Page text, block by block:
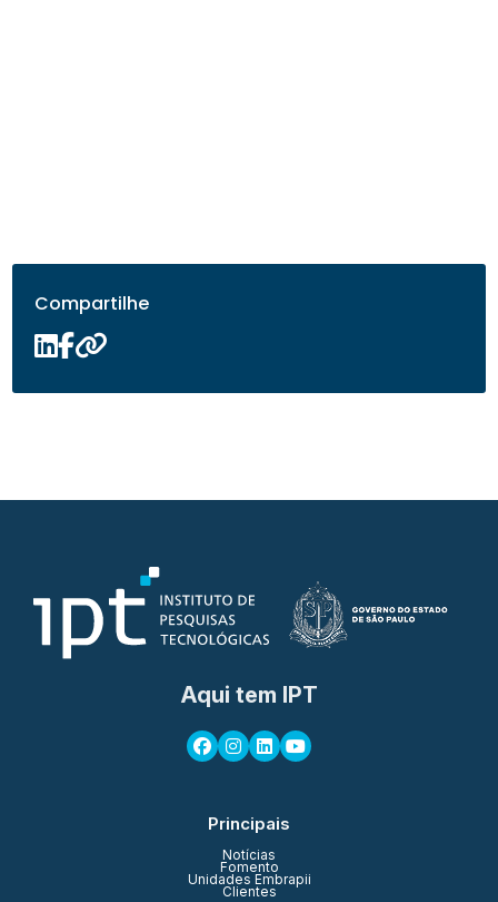
Compartilhe
Aqui tem IPT
Principais
Notícias
Fomento
Unidades Embrapii
Clientes